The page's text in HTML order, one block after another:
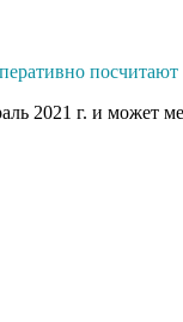
2021 г. и может